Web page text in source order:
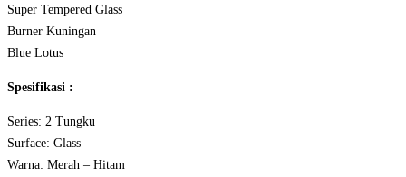
Super Tempered Glass
Burner Kuningan
Blue Lotus
Spesifikasi :
Series: 2 Tungku
Surface: Glass
Warna: Merah – Hitam